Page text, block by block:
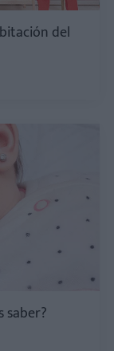
del
saber?